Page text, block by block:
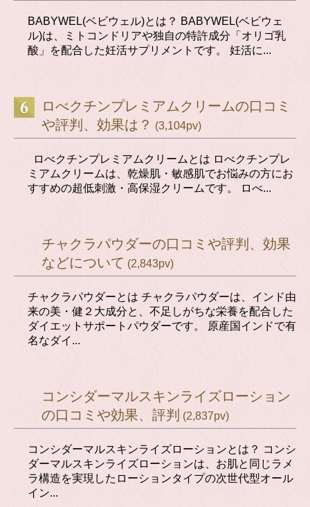
BABYWEL(ベビウェル)とは？ BABYWEL(ベビウェ
ル)は、ミトコンドリアや独自の特許成分「オリゴ乳
酸」を配合した妊活サプリメントです。 妊活に...
ロべクチンプレミアムクリームの口コミ
や評判、効果は？ (3,104pv)
ロべクチンプレミアムクリームとは ロべクチンプレ
ミアムクリームは、乾燥肌・敏感肌でお悩みの方にお
すすめの超低刺激・高保湿クリームです。 ロべ...
チャクラパウダーの口コミや評判、効果
などについて (2,843pv)
チャクラパウダーとは チャクラパウダーは、インド由
来の美・健２大成分と、不足しがちな栄養を配合した
ダイエットサポートパウダーです。 原産国インドで有
名なダイ...
コンシダーマルスキンライズローション
の口コミや効果、評判 (2,837pv)
コンシダーマルスキンライズローションとは？ コンシ
ダーマルスキンライズローションは、お肌と同じラメ
ラ構造を実現したローションタイプの次世代型オール
イン...